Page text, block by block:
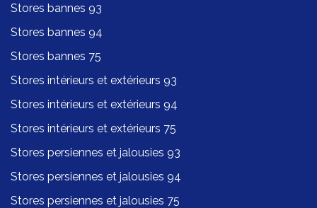
Stores bannes 93
Stores bannes 94
Stores bannes 75
Stores intérieurs et extérieurs 93
Stores intérieurs et extérieurs 94
Stores intérieurs et extérieurs 75
Stores persiennes et jalousies 93
Stores persiennes et jalousies 94
Stores persiennes et jalousies 75